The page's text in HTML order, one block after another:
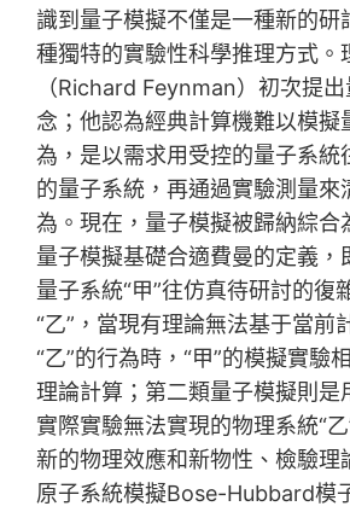
識到量子模擬不僅是一種新的研
種獨特的實驗性科學推理方式。
（Richard Feynman）初次提
念；他認為經典計算機難以模擬
為，是以需求用受控的量子系統
的量子系統，再通過實驗測量來
為。現在，量子模擬被歸納綜合
量子模擬基礎合適費曼的定義，
量子系統“甲”往仿真待研討的復
“乙”，當現有理論無法基于當前
“乙”的行為時，“甲”的模擬實驗
理論計算；第二類量子模擬則是
實際實驗無法實現的物理系統“
新的物理效應和新物性、檢驗理
原子系統模擬Bose-Hubbard模